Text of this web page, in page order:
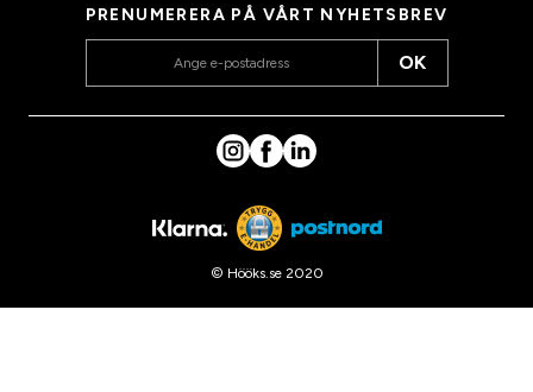
PRENUMERERA PÅ VÅRT NYHETSBREV
OK
© Hööks.se 2020